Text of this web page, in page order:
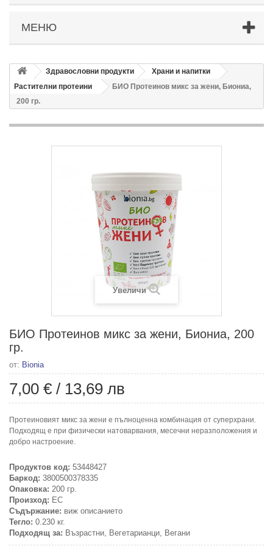
МЕНЮ
Здравословни продукти
Храни и напитки
Растителни протеини
БИО Протеинов микс за жени, Биониа,
200 гр.
Увеличи
БИО Протеинов микс за жени, Биониа, 200
гр.
от: Bionia
7,00 € / 13,69 лв
Протеиновият микс за жени е пълноценна комбинация от суперхрани.
Подходящ е при физически натоварвания, месечни неразположения и
добро настроение.
Продуктов код: 53448427
Баркод: 3800500378335
Опаковка: 200 гр.
Произход: ЕС
Съдържание: виж описанието
Тегло: 0.230 кг.
Подходящ за: Възрастни, Вегетарианци, Вегани